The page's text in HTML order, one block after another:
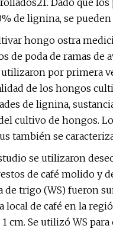
Dado que
de lignina, se
hongo ostra
de poda de ramas de
utilizaron por primera
de los hongos
de lignina,
cultivo de hongos.
también se
se utilizaron
de café molido y
de trigo (WS) fueron
de café en la
Se utilizó WS para